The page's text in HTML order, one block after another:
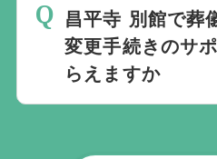
い。
要望にお応えしてお
昌平寺 別館で葬
変更手続きのサ
らえますか